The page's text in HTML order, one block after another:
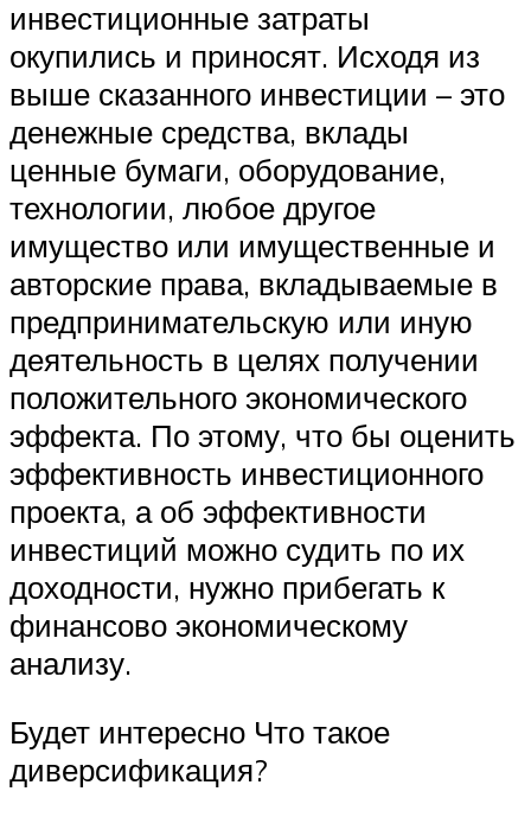
инвестиционные затраты
окупились и приносят. Исходя из
выше сказанного инвестиции – это
денежные средства, вклады
ценные бумаги, оборудование,
технологии, любое другое
имущество или имущественные и
авторские права, вкладываемые в
предпринимательскую или иную
деятельность в целях получении
положительного экономического
эффекта. По этому, что бы оценить
эффективность инвестиционного
проекта, а об эффективности
инвестиций можно судить по их
доходности, нужно прибегать к
финансово экономическому
анализу.
Будет интересно Что такое
диверсификация?